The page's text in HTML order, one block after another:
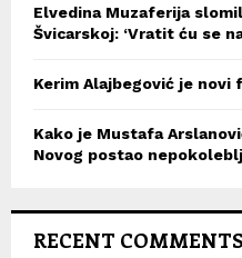
Elvedina Muzaferija
Švicarskoj: ‘Vratit ću se
Kerim Alajbegović je novi
Kako je Mustafa
Novog postao
RECENT COMMENTS